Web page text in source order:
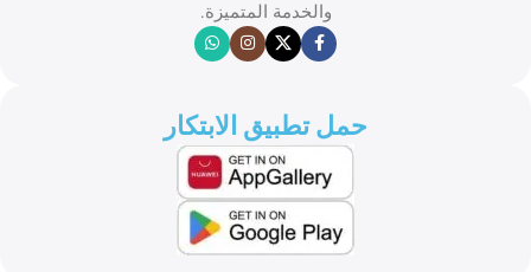
والخدمة المتميزة.
حمل تطبيق الابتكار